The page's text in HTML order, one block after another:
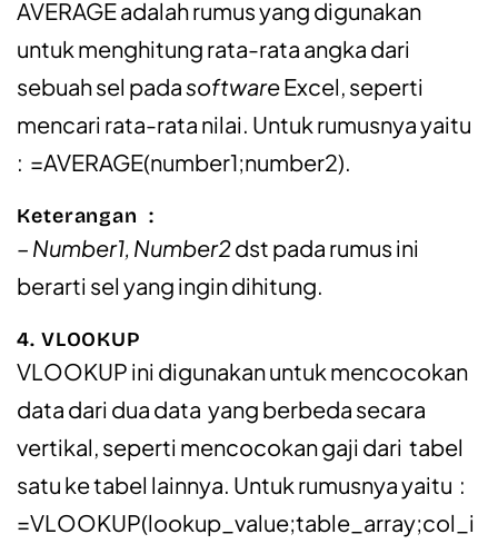
AVERAGE adalah rumus yang digunakan
untuk menghitung rata-rata angka dari
sebuah sel padasoftwareExcel, seperti
mencari rata-rata nilai. Untuk rumusnya yaitu
: =AVERAGE(number1;number2).
Keterangan :
– Number1, Number2dst pada rumus ini
berarti sel yang ingin dihitung.
4. VLOOKUP
VLOOKUP ini digunakan untuk mencocokan
data dari dua data yang berbeda secara
vertikal, seperti mencocokan gaji dari tabel
satu ke tabel lainnya. Untuk rumusnya yaitu :
=VLOOKUP(lookup_value;table_array;col_i